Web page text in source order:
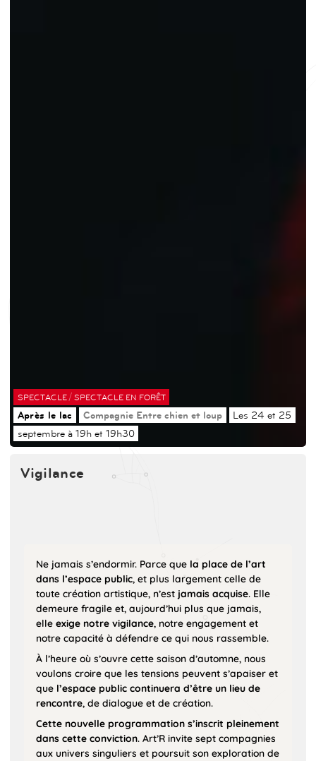
SPECTACLE /SPECTACLE EN FORÊT
Après le lac Compagnie Entre chien et loup
Les 24 et 25
septembre à 19h et 19h30
Vigilance
Ne jamais s’endormir. Parce que la place de l’art
dans l’espace public, et plus largement celle de
toute création artistique, n’est jamais acquise. Elle
demeure fragile et, aujourd’hui plus que jamais,
elle exige notre vigilance, notre engagement et
notre capacité à défendre ce qui nous rassemble.
À l’heure où s’ouvre cette saison d’automne, nous
voulons croire que les tensions peuvent s’apaiser et
que l’espace public continuera d’être un lieu de
rencontre, de dialogue et de création.
Cette nouvelle programmation s’inscrit pleinement
dans cette conviction. Art’R invite sept compagnies
aux univers singuliers et poursuit son exploration de